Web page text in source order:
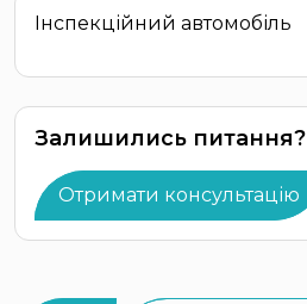
Інспекційний автомобіль
Залишились питання?
Отримати консультацію